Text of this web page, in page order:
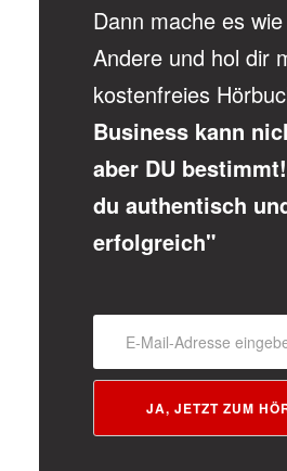
Dann mache es
Andere und hol dir
kostenfreies
Business kann
aber DU
du authentisch
erfolgreich"
JA, JETZT ZUM